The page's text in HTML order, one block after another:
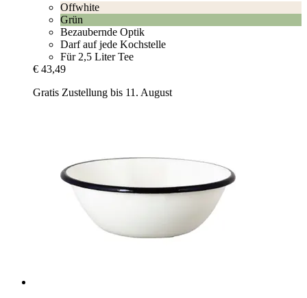
Offwhite
Grün
Bezaubernde Optik
Darf auf jede Kochstelle
Für 2,5 Liter Tee
€ 43,49
Gratis Zustellung bis 11. August